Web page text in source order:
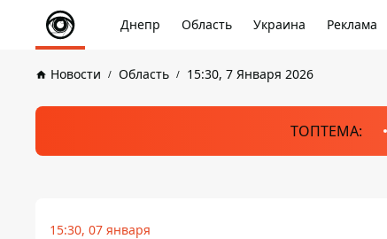
Днепр Область Украина Реклама
Новости Область 15:30, 7 Января 2026
ТОПТЕМА:
15:30, 07 января